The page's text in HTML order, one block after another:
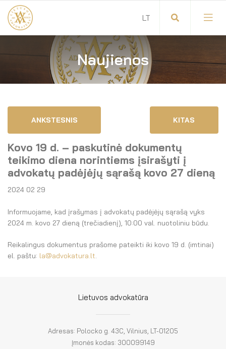
Visuotinis advokatų susirinkimas
Advokatų tarybos pirmininkas
Advokatų taryba
Komitetai
Garbės teismas
Revizijos komisija
Savitarna
Savivaldos teisės aktai
Dokumentų atmintinė
Garbės ženklų registras
El. parduotuvė
LT
EN
Naujienos
ANKSTESNIS KITAS
Kovo 19 d. – paskutinė dokumentų
teikimo diena norintiems įsirašyti į
advokatų padėjėjų sąrašą kovo 27 dieną
2024 02 29
Informuojame, kad įrašymas į advokatų padėjėjų sąrašą vyks
2024 m. kovo 27 dieną (trečiadienį), 10:00 val. nuotoliniu būdu.
Reikalingus dokumentus prašome pateikti iki kovo 19 d. (imtinai)
el. paštu: la@advokatura.lt.
Lietuvos advokatūra
Adresas: Polocko g. 43C, Vilnius, LT-01205
Įmonės kodas: 300099149